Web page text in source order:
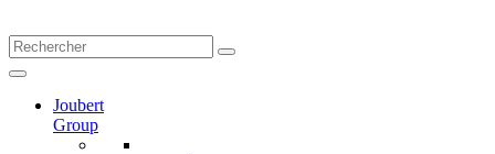
Joubert
Group